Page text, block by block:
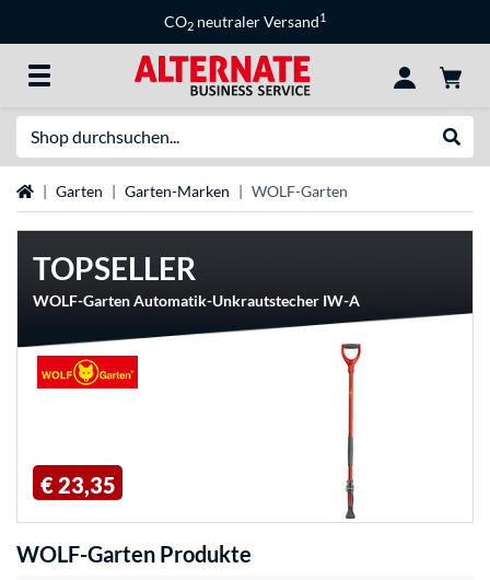
CO2 neutraler Versand1
StartseiteGarten Garten-Marken WOLF-Garten
TOPSELLER
WOLF-Garten Automatik-Unkrautstecher IW-A
€ 23,35
WOLF-Garten Produkte